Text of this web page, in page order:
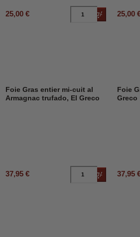
25,00 € Añadir al25,00
Foie Gras entier mi-cuit al
Armagnac trufado, El Greco
37,95 € Añadir al
Foie
Greco
37,95